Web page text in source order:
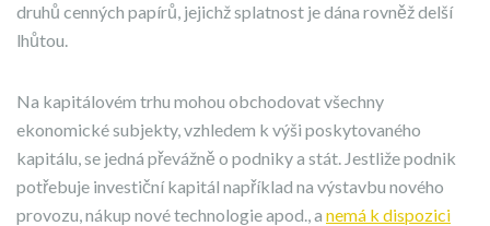
druhů cenných papírů, jejichž splatnost je dána rovněž delší
lhůtou.
Na kapitálovém trhu mohou obchodovat všechny
ekonomické subjekty, vzhledem k výši poskytovaného
kapitálu, se jedná převážně o podniky a stát. Jestliže podnik
potřebuje investiční kapitál například na výstavbu nového
provozu, nákup nové technologie apod., a nemá k dispozici